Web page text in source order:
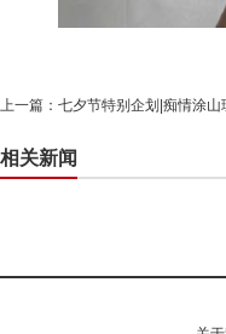
上一篇： 七夕节特别企划|痴情涂
相关新闻